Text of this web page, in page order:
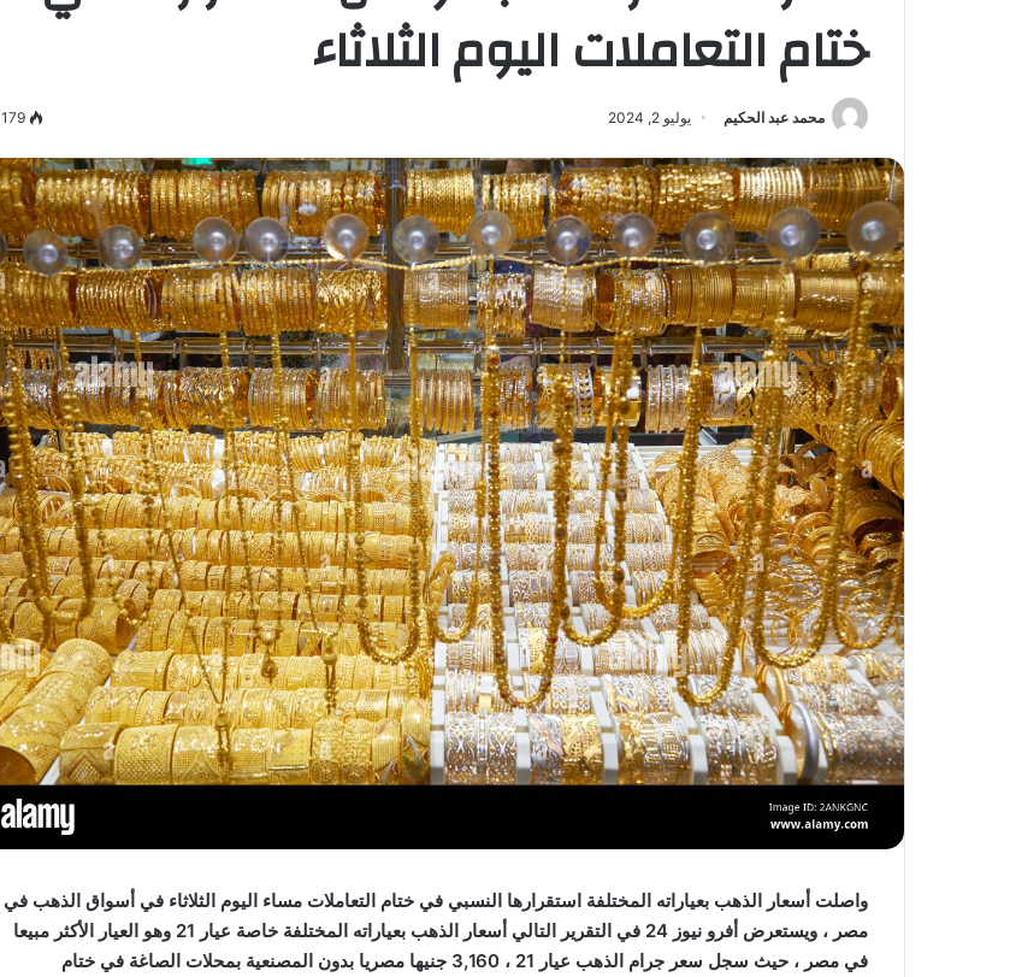
ختام التعاملات اليوم الثلاثاء
محمد عبد الحكيم يوليو 2, 2024 179
واصلت أسعار الذهب بعياراته المختلفة استقرارها النسبي في ختام التعاملات مساء اليوم الثلاثاء في أسواق الذهب في
مصر ، ويستعرض أفرو نيوز 24 في التقرير التالي أسعار الذهب بعياراته المختلفة خاصة عيار 21 وهو العيار الأكثر مبيعا
في مصر ، حيث سجل سعر جرام الذهب عيار 21 ، 3,160 جنيها مصريا بدون المصنعية بمحلات الصاغة في ختام